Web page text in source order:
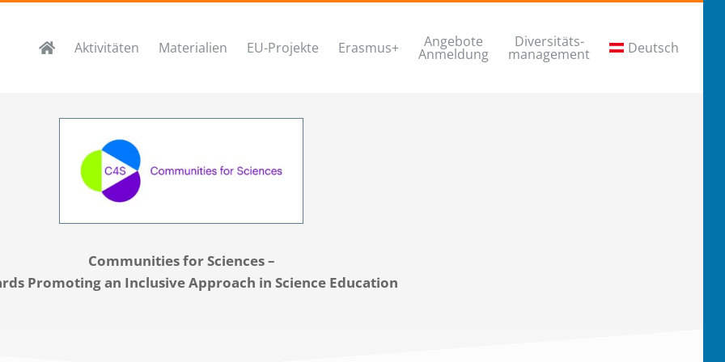
Aktivitäten Materialien EU-Projekte Erasmus+ Angebote
Anmeldung
Diversitäts-
management Deutsch
Communities for Sciences –
Promoting an Inclusive Approach in Science Education